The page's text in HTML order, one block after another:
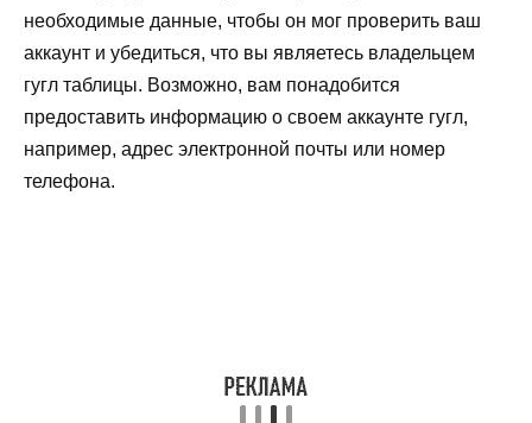
необходимые данные, чтобы он мог проверить ваш
аккаунт и убедиться, что вы являетесь владельцем
гугл таблицы. Возможно, вам понадобится
предоставить информацию о своем аккаунте гугл,
например, адрес электронной почты или номер
телефона.